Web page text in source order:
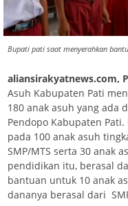
Bupati pati saat menyerahkan
aliansirakyatnews.com,
Asuh Kabupaten Pati
180 anak asuh yang ada
Pendopo Kabupaten
pada 100 anak asuh
SMP/MTS serta 30 anak
pendidikan itu, berasal
bantuan untuk 10 anak
dananya berasal dari